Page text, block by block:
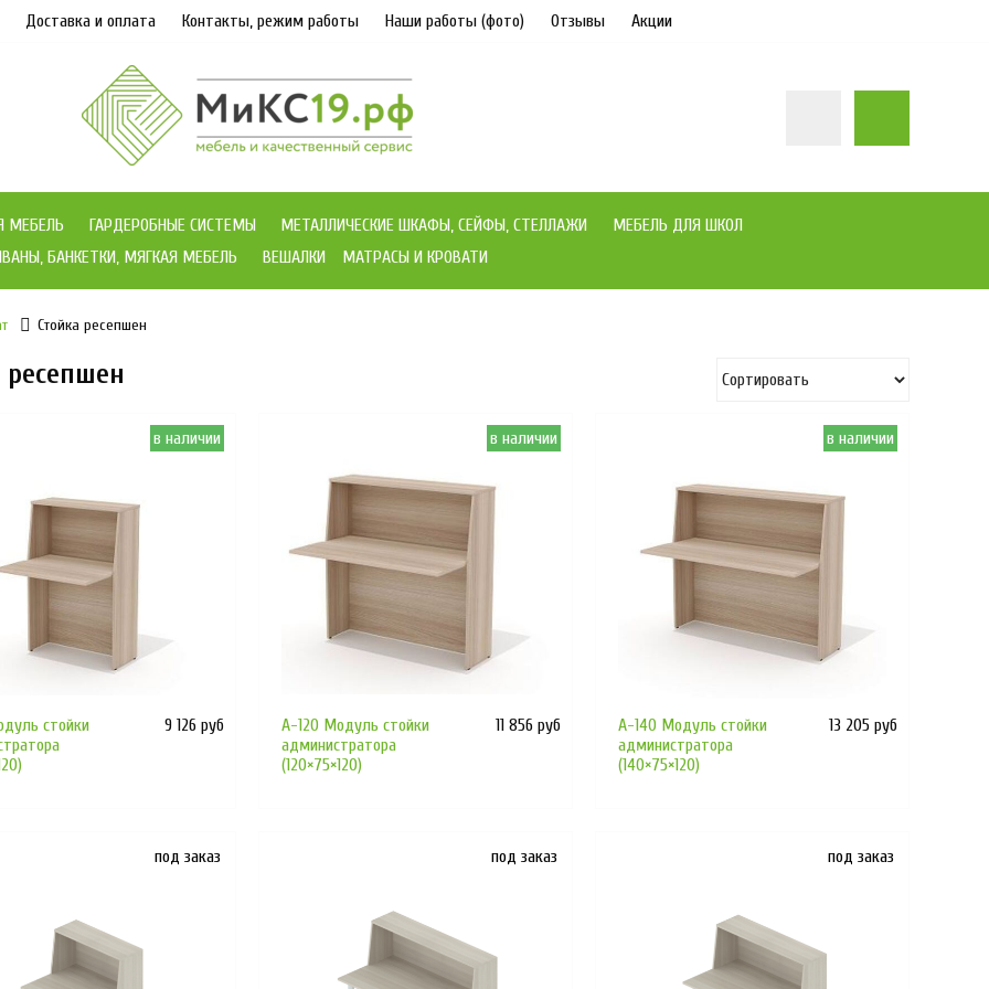
Доставка и оплата Контакты, режим работы Наши работы (фото) Отзывы Акции
МЕБЕЛЬ ГАРДЕРОБНЫЕ СИСТЕМЫ МЕТАЛЛИЧЕСКИЕ ШКАФЫ, СЕЙФЫ, СТЕЛЛАЖИ
МЕБЕЛЬ ДЛЯ ШКОЛ
БАНКЕТКИ, МЯГКАЯ МЕБЕЛЬ
ВЕШАЛКИ МАТРАСЫ И КРОВАТИ
Стойка ресепшен
ресепшен
в наличии
стойки
9 126 руб
в наличии
А-120 Модуль стойки
администратора
(120×75×120)
11 856 руб
в наличии
А-140 Модуль стойки
администратора
(140×75×120)
13 205 руб
под заказ под заказ под заказ